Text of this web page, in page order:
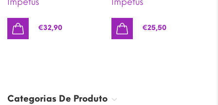
€32,90 €25,50
Categorias De Produto